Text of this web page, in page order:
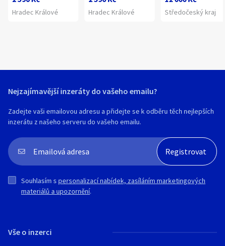
Hradec Králové Hradec Králové Středočeský kraj
Vše o inzerci
Nejzajímavější inzeráty do vašeho emailu?
Zadejte vaši emailovou adresu a přidejte se k odběru těch nejlepších
inzerátu z našeho serveru do vašeho emailu.
Souhlasím s personalizací nabídek, zasíláním marketingových
materiálů a upozornění.